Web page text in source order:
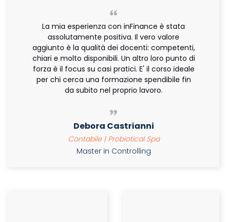
La mia esperienza con inFinance è stata
assolutamente positiva. Il vero valore
aggiunto è la qualità dei docenti: competenti,
chiari e molto disponibili. Un altro loro punto di
forza è il focus su casi pratici. E' il corso ideale
per chi cerca una formazione spendibile fin
da subito nel proprio lavoro.
Debora Castrianni
Contabile | Probiotical Spa
Master in Controlling